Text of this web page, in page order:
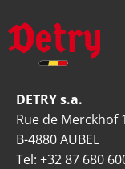
DETRY s.a.
Rue de Merckhof
B-4880 AUBEL
Tel: +32 87 680